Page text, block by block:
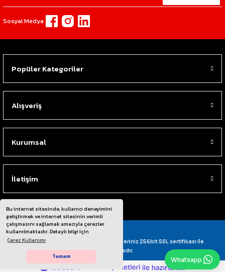
Bu internet sitesinde, kullanıcı deneyimini
geliştirmek ve internet sitesinin verimli
çalışmasını sağlamak amacıyla çerezler
kullanılmaktadır. Detaylı bilgi için
Çerez Kullanımı
Tamam
Sosyal Medya
Popüler Kategoriler
Alışveriş
Kurumsal
İletişim
© Tüm Hakları Saklıdır. Kredi kartı bilgileriniz 256bit SSL sertifikası ile
korunmaktadır.
Whatsapp
e-